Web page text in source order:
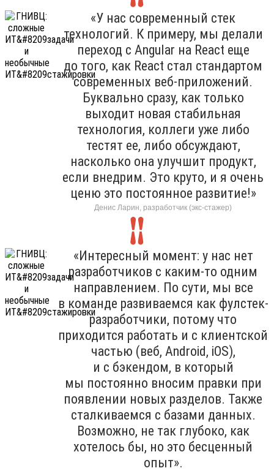
«У нас современный стек
технологий. К примеру, мы делали
переход с Angular на React еще
до того, как React стал стандартом
современных веб-приложений.
Буквально сразу, как только
выходит новая стабильная
технология, коллеги уже либо
тестят ее, либо обсуждают,
насколько она улучшит продукт,
если внедрим. Это круто, и я очень
ценю это постоянное развитие!»
Денис Ларин, разработчик (экс-стажер)
«Интересный момент: у нас нет
разработчиков с каким-то одним
направлением. По сути, мы все
в команде развиваемся как фулстек-
разработчики, потому что
приходится работать и с клиентской
частью (веб, Android, iOS),
и с бэкендом, в который
мы постоянно вносим правки при
появлении новых разделов. Также
сталкиваемся с базами данных.
Возможно, не так глубоко, как
хотелось бы, но это бесценный
опыт».